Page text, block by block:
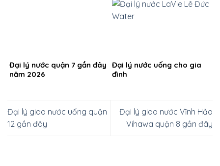
Đại lý nước quận 7 gần đây
năm 2026
Đại lý nước uống cho gia
đình
Đại lý giao nước uống quận
12 gần đây
Đại lý giao nước Vĩnh Hảo
Vihawa quận 8 gần đây